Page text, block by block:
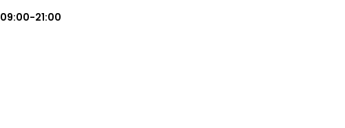
09:00-21:00